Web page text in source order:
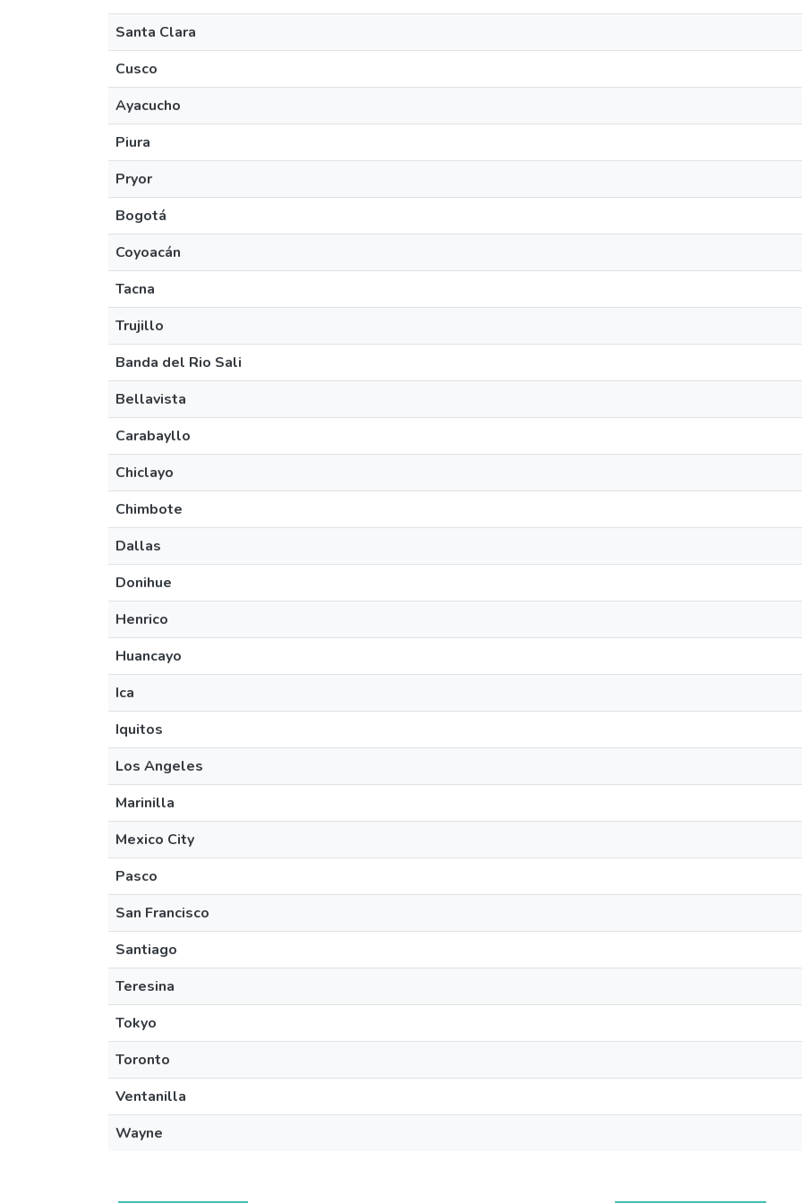
Santa Clara
Cusco
Ayacucho
Piura
Pryor
Bogotá
Coyoacán
Tacna
Trujillo
Banda del Rio Sali
Bellavista
Carabayllo
Chiclayo
Chimbote
Dallas
Donihue
Henrico
Huancayo
Ica
Iquitos
Los Angeles
Marinilla
Mexico City
Pasco
San Francisco
Santiago
Teresina
Tokyo
Toronto
Ventanilla
Wayne